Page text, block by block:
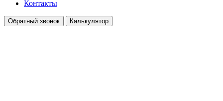
Контакты
Обратный звонок Калькулятор